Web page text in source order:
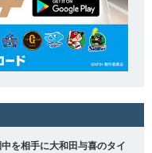
を相手に大和田与喜のタイ